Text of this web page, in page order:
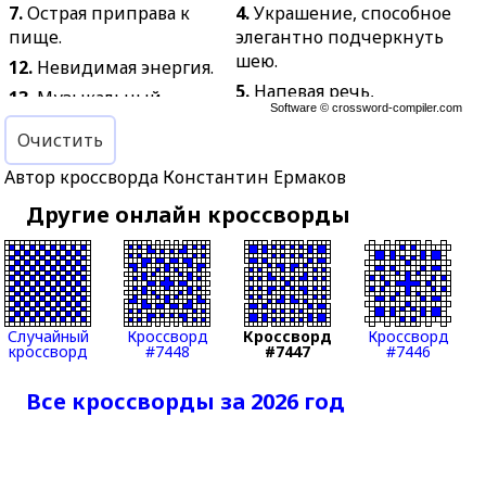
7.Острая приправа к
пище.
12. Невидимая энергия.
13. Музыкальный
фальстарт.
14.Крытая галерея с
торговыми
15.Учреждение
информационного,
посреднического
характера.
18.Замкнутое
яйцевидное очертание
21.Сельскохозяйственно
4.Украшение, способное
элегантно подчеркнуть
шею.
5. Напевая речь,
входящая в вокально-
В США, Франции:
верхняя
законодательная палата
парламента.
8.Дипломатический
представитель,
назначаемый в какой-
иностранного
государства.
Software ©crossword-compiler.com
Очистить
Автор кроссворда Константин Ермаков
Другие онлайн кроссворды
Случайный
кроссворд
Кроссворд
#7448
Кроссворд
#7447
Кроссворд
#7446
Все кроссворды за 2026 год